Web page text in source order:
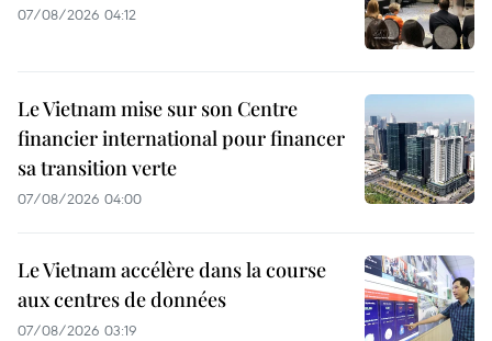
07/08/2026 04:12
Le Vietnam mise sur son Centre
financier international pour financer
sa transition verte
07/08/2026 04:00
Le Vietnam accélère dans la course
aux centres de données
07/08/2026 03:19